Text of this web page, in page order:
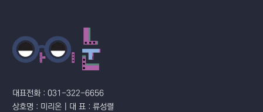
대표전화 : 031-322-6656
상호명 : 미리온 | 대 표 : 류성렬